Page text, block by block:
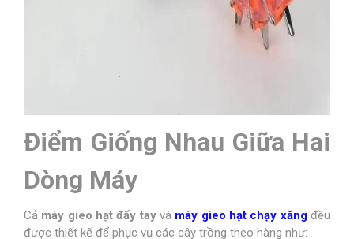
Điểm Giống Nhau Giữa Hai
Dòng Máy
Cả máy gieo hạt đẩy tayvà máy gieo hạt chạy xăngđều
được thiết kế để phục vụ các cây trồng theo hàng như: